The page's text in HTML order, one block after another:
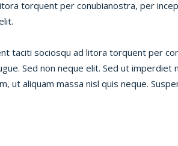
torquent per conubianostra, per
taciti sociosqu ad litora torquent per
Sed non neque elit. Sed ut imperdiet
aliquam massa nisl quis neque.